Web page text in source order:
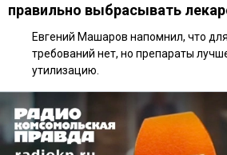
правильно выбрасывать
Евгений Машаров напомнил, что
требований нет, но препараты
утилизацию.